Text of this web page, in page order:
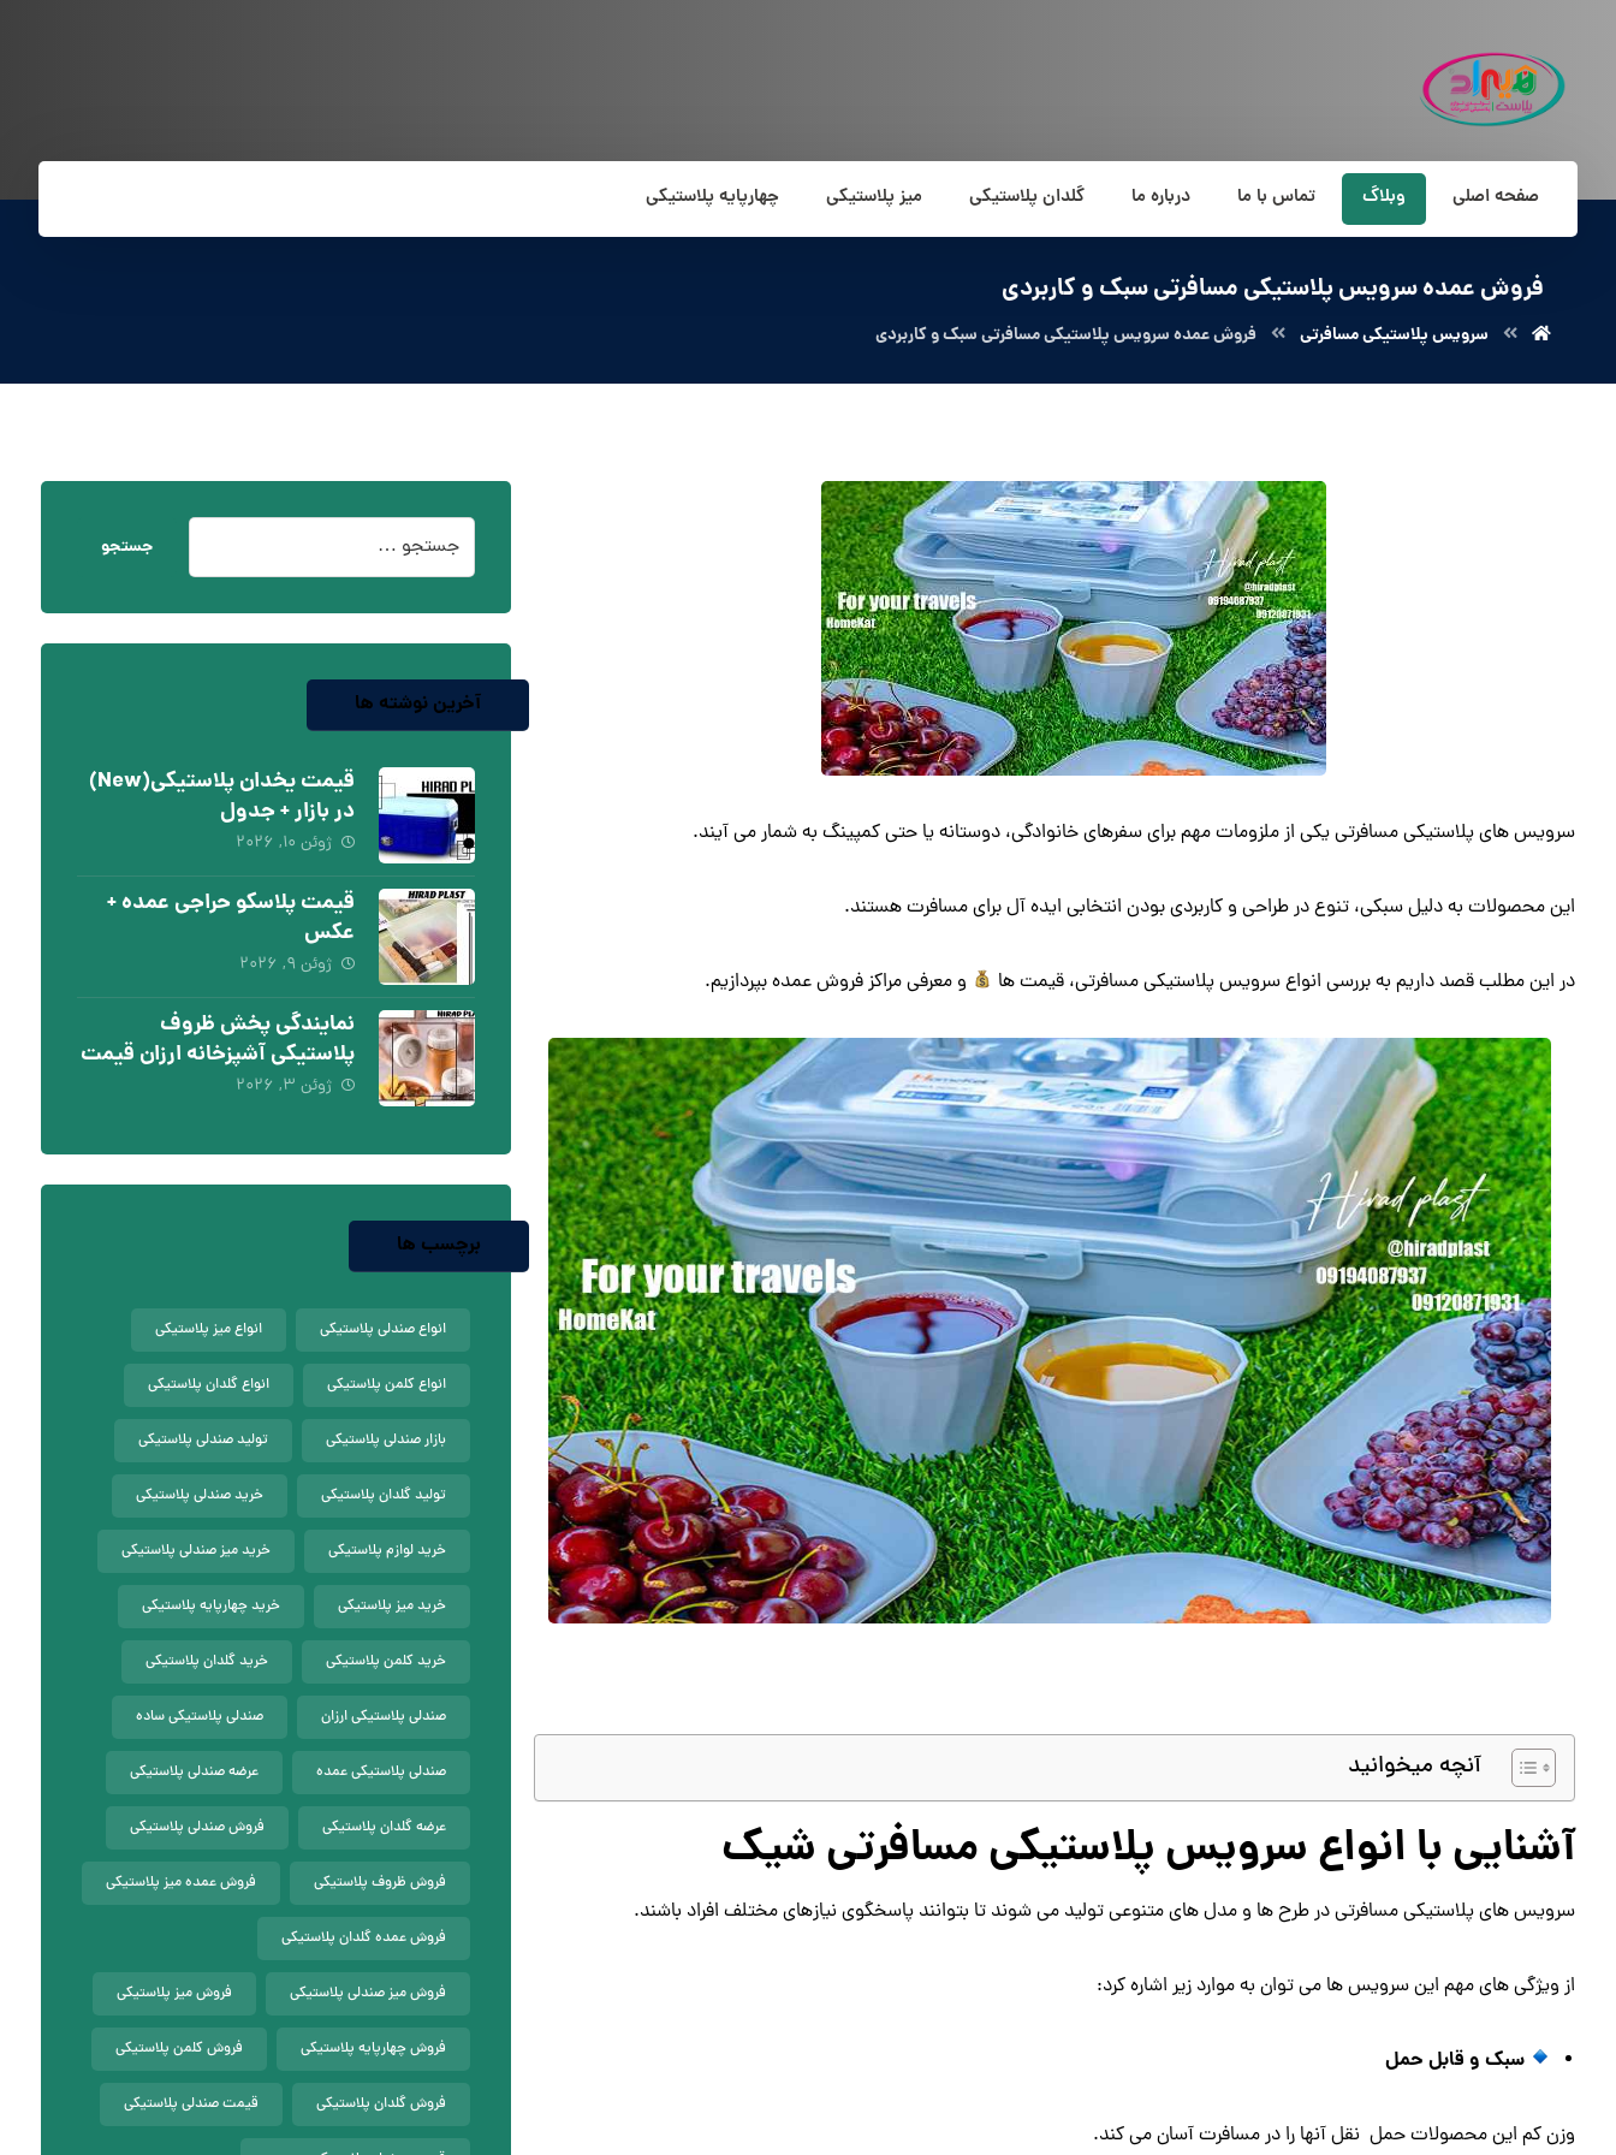
صفحه اصلی وبلاگ تماس با ما درباره ما گلدان پلاستیکی میز پلاستیکی چهارپایه پلاستیکی
فروش عمده سرویس پلاستیکی مسافرتی سبک و کاربردی
سرویس پلاستیکی مسافرتی فروش عمده سرویس پلاستیکی مسافرتی سبک و کاربردی
سرویس های پلاستیکی مسافرتی یکی از ملزومات مهم برای سفرهای خانوادگی، دوستانه یا حتی کمپینگ به شمار می آیند.
این محصولات به دلیل سبکی، تنوع در طراحی و کاربردی بودن انتخابی ایده آل برای مسافرت هستند.
در این مطلب قصد داریم به بررسی انواع سرویس پلاستیکی مسافرتی، قیمت ها و معرفی مراکز فروش عمده بپردازیم.
آنچه میخوانید
آشنایی با انواع سرویس پلاستیکی مسافرتی شیک
سرویس های پلاستیکی مسافرتی در طرح ها و مدل های متنوعی تولید می شوند تا بتوانند پاسخگوی نیازهای مختلف افراد باشند.
از ویژگی های مهم این سرویس ها می توان به موارد زیر اشاره کرد:
سبک و قابل حمل
وزن کم این محصولات حمل نقل آنها را در مسافرت آسان می کند.
جستجو
آخرین نوشته ها
قیمت یخدان پلاستیکی(New)
در بازار + جدول
ژوئن ۱۰, ۲۰۲۶
قیمت پلاسکو حراجی عمده +
عکس
ژوئن ۹, ۲۰۲۶
نمایندگی پخش ظروف
پلاستیکی آشپزخانه ارزان قیمت
ژوئن ۳, ۲۰۲۶
برچسب ها
انواع صندلی پلاستیکی انواع میز پلاستیکی
انواع کلمن پلاستیکی انواع گلدان پلاستیکی
بازار صندلی پلاستیکی تولید صندلی پلاستیکی
تولید گلدان پلاستیکی خرید صندلی پلاستیکی
خرید لوازم پلاستیکی خرید میز صندلی پلاستیکی
خرید میز پلاستیکی خرید چهارپایه پلاستیکی
خرید کلمن پلاستیکی خرید گلدان پلاستیکی
صندلی پلاستیکی ارزان صندلی پلاستیکی ساده
صندلی پلاستیکی عمده عرضه صندلی پلاستیکی
عرضه گلدان پلاستیکی فروش صندلی پلاستیکی
فروش ظروف پلاستیکی فروش عمده میز پلاستیکی
فروش عمده گلدان پلاستیکی
فروش میز صندلی پلاستیکی فروش میز پلاستیکی
فروش چهارپایه پلاستیکی فروش کلمن پلاستیکی
فروش گلدان پلاستیکی قیمت صندلی پلاستیکی